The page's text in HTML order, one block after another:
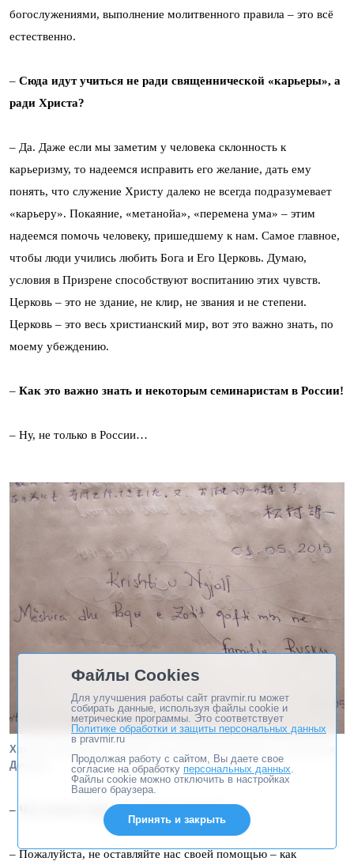
богослужениями, выполнение молитвенного правила – это всё
естественно.
– Cюда идут учиться не ради священнической «карьеры», а
ради Христа?
– Да. Даже если мы заметим у человека склонность к
карьеризму, то надеемся исправить его желание, дать ему
понять, что служение Христу далеко не всегда подразумевает
«карьеру». Покаяние, «метанойа», «перемена ума» – этим
надеемся помочь человеку, пришедшему к нам. Самое главное,
чтобы люди учились любить Бога и Его Церковь. Думаю,
условия в Призрене способствуют воспитанию этих чувств.
Церковь – это не здание, не клир, не звания и не степени.
Церковь – это весь христианский мир, вот это важно знать, по
моему убеждению.
– Как это важно знать и некоторым семинаристам в России!
– Ну, не только в России…
Христос воскресе! — запись на албанском языке в м. Высокие
Дечаны
– Что скажете братьям-православным?
– Пожалуйста, не оставляйте нас своей помощью – как
Файлы Cookies
Для улучшения работы сайт pravmir.ru может
собирать данные, используя файлы cookie и
метрические программы. Это соответствует
Политике обработки и защиты персональных данных
в pravmir.ru
Продолжая работу с сайтом, Вы даете свое
согласие на обработку персональных данных.
Файлы cookie можно отключить в настройках
Вашего браузера.
Принять и закрыть